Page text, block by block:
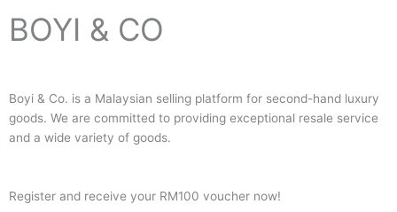
BOYI & CO
Boyi & Co. is a Malaysian selling platform for second-hand luxury
goods. We are committed to providing exceptional resale service
and a wide variety of goods.
Register and receive your RM100 voucher now!